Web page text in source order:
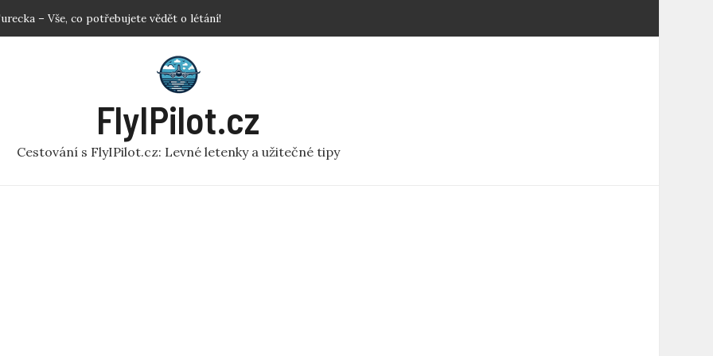
Prozkoumejte svět z ptačí perspektivy
letenky? Klíčové Tipy pro Nejlepší Ceny
Jak se rychle zbavit nepříjemnosti?
– Vše, co potřebujete vědět o létání!
FlyIPilot.cz
Cestování s FlyIPilot.cz: Levné letenky a užitečné tipy